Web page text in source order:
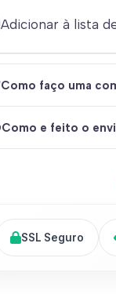
Adicionar à lista
Como faço uma
Como e feito o
SSL Seguro